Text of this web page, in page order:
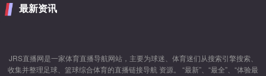
最新资讯
JRS直播网是一家体育直播导航网站，主要为球迷、体育迷们从搜索引擎搜索、
收集并整理足球、篮球综合体育的直播链接导航 资源。 “最新”、“最全”、“体验最